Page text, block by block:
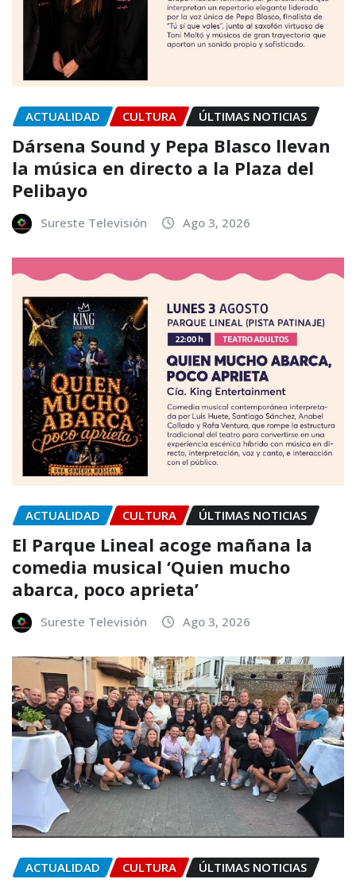
ACTUALIDAD CULTURA ÚLTIMAS NOTICIAS
Dársena Sound y Pepa Blasco llevan
la música en directo a la Plaza del
Pelibayo
Sureste Televisión Ago 3, 2026
ACTUALIDAD CULTURA ÚLTIMAS NOTICIAS
El Parque Lineal acoge mañana la
comedia musical ‘Quien mucho
abarca, poco aprieta’
Sureste Televisión Ago 3, 2026
ACTUALIDAD CULTURA ÚLTIMAS NOTICIAS